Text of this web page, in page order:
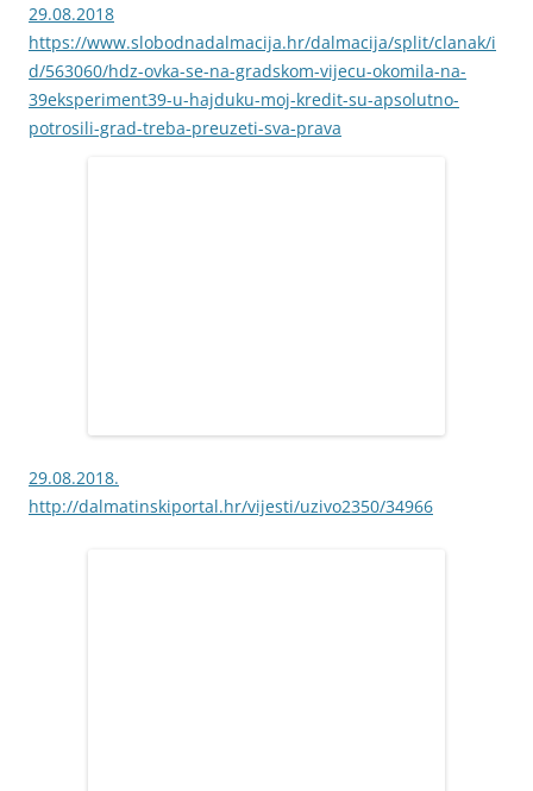
29.08.2018
https://www.slobodnadalmacija.hr/dalmacija/split/clanak/i
d/563060/hdz-ovka-se-na-gradskom-vijecu-okomila-na-
39eksperiment39-u-hajduku-moj-kredit-su-apsolutno-
potrosili-grad-treba-preuzeti-sva-prava
29.08.2018.
http://dalmatinskiportal.hr/vijesti/uzivo2350/34966